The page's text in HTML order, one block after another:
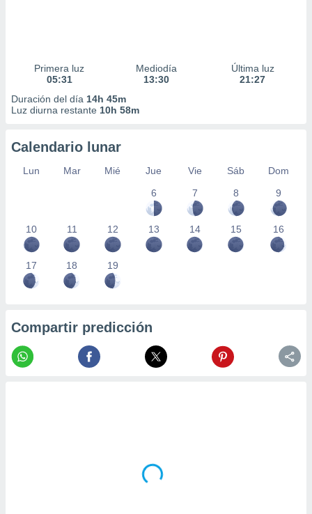
Primera luz
05:31
Mediodía
13:30
Última luz
21:27
Duración del día 14h 45m
Luz diurna restante 10h 58m
Calendario lunar
Lun Mar Mié Jue Vie Sáb
Dom
6
7 8 9
10 11 12 13 14 15 16
17 18 19
Compartir predicción